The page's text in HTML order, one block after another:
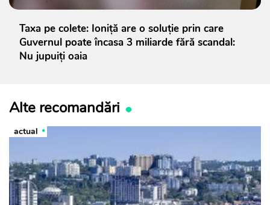
Taxa pe colete: Ioniță are o soluție prin care
Guvernul poate încasa 3 miliarde fără scandal:
Nu jupuiți oaia
Alte recomandări
actual